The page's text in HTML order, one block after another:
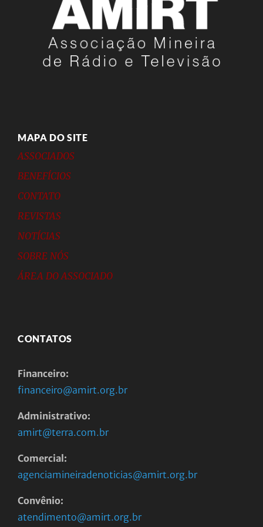
MAPA DO SITE
ASSOCIADOS
BENEFÍCIOS
CONTATO
REVISTAS
NOTÍCIAS
SOBRE NÓS
ÁREA DO ASSOCIADO
CONTATOS
Financeiro:
financeiro@amirt.org.br
Administrativo:
amirt@terra.com.br
Comercial:
agenciamineiradenoticias@amirt.org.br
Convênio:
atendimento@amirt.org.br